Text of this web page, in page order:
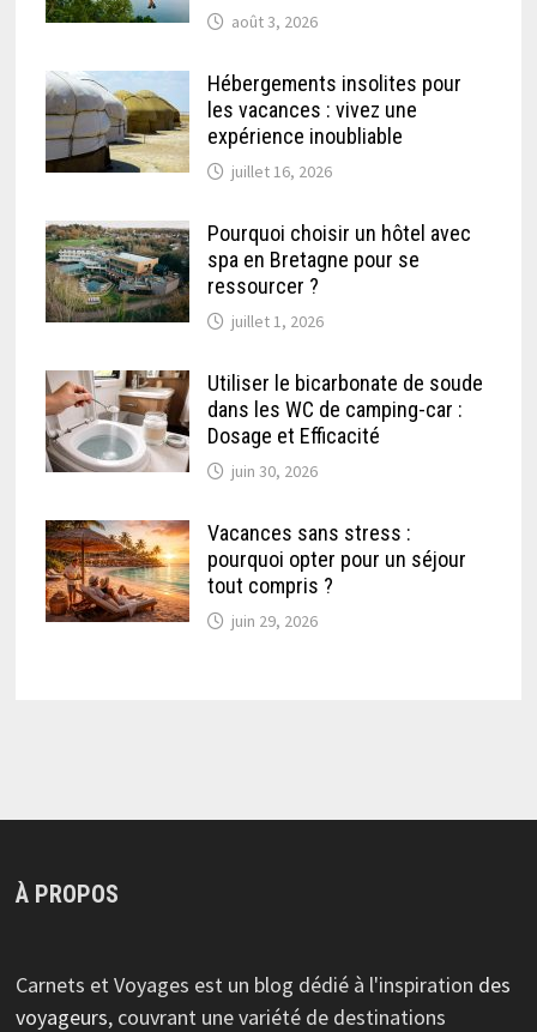
août 3, 2026
Hébergements insolites pour
les vacances : vivez une
expérience inoubliable
juillet 16, 2026
Pourquoi choisir un hôtel avec
spa en Bretagne pour se
ressourcer ?
juillet 1, 2026
Utiliser le bicarbonate de soude
dans les WC de camping-car :
Dosage et Efficacité
juin 30, 2026
Vacances sans stress :
pourquoi opter pour un séjour
tout compris ?
juin 29, 2026
À PROPOS
Carnets et Voyages est un blog dédié à l'inspiration des
voyageurs, couvrant une variété de destinations